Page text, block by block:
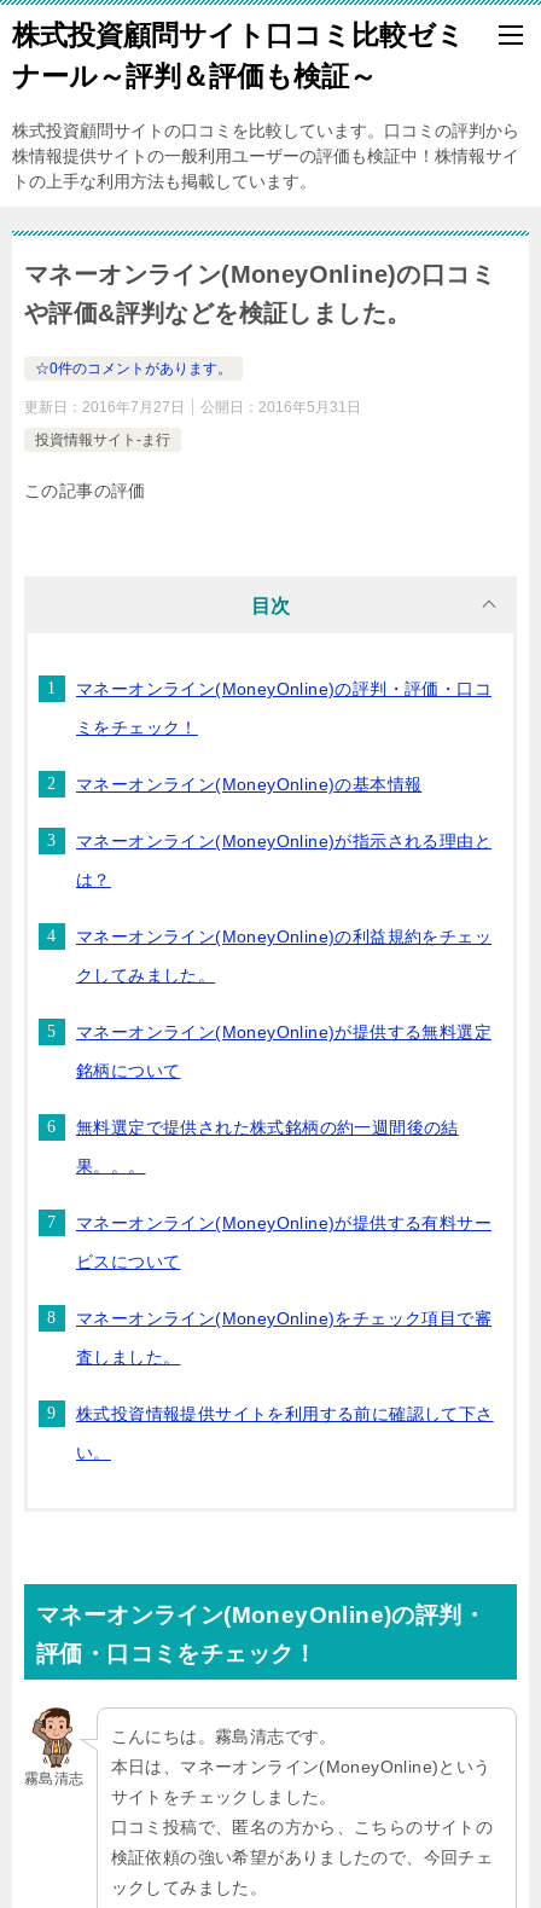
株式投資顧問サイト口コミ比較ゼミ
ナール～評判＆評価も検証～
株式投資顧問サイトの口コミを比較しています。口コミの評判から
株情報提供サイトの一般利用ユーザーの評価も検証中！株情報サイ
トの上手な利用方法も掲載しています。
マネーオンライン(MoneyOnline)の口コミ
や評価&評判などを検証しました。
☆0件のコメントがあります。
更新日： 2016年7月27日 公開日： 2016年5月31日
投資情報サイト-ま行
この記事の評価
目次
マネーオンライン(MoneyOnline)の評判・評価・口コ
ミをチェック！
マネーオンライン(MoneyOnline)の基本情報
マネーオンライン(MoneyOnline)が指示される理由と
は？
マネーオンライン(MoneyOnline)の利益規約をチェッ
クしてみました。
マネーオンライン(MoneyOnline)が提供する無料選定
銘柄について
無料選定で提供された株式銘柄の約一週間後の結
果。。。
マネーオンライン(MoneyOnline)が提供する有料サー
ビスについて
マネーオンライン(MoneyOnline)をチェック項目で審
査しました。
株式投資情報提供サイトを利用する前に確認して下さ
い。
マネーオンライン(MoneyOnline)の評判・
評価・口コミをチェック！
霧島清志
こんにちは。霧島清志です。
本日は、マネーオンライン(MoneyOnline)という
サイトをチェックしました。
口コミ投稿で、匿名の方から、こちらのサイトの
検証依頼の強い希望がありましたので、今回チェ
ックしてみました。